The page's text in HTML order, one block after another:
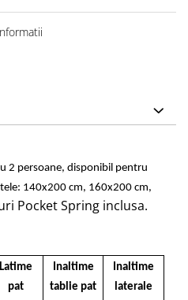
2 persoane, disponibil pentru
140x200 cm, 160x200 cm,
Pocket Spring inclusa.
Latime
pat
Inaltime
tablie pat
Inaltime
laterale